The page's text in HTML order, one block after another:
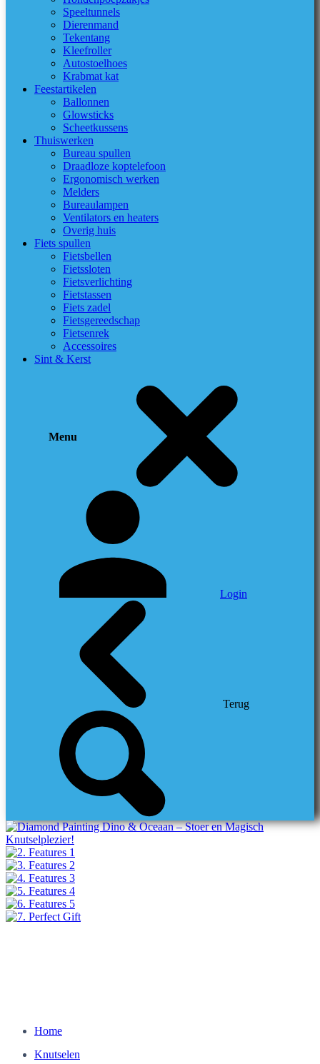
Speeltunnels
Dierenmand
Tekentang
Kleefroller
Autostoelhoes
Krabmat kat
Feestartikelen
Ballonnen
Glowsticks
Scheetkussens
Thuiswerken
Bureau spullen
Draadloze koptelefoon
Ergonomisch werken
Melders
Bureaulampen
Ventilators en heaters
Overig huis
Fiets spullen
Fietsbellen
Fietssloten
Fietsverlichting
Fietstassen
Fiets zadel
Fietsgereedschap
Fietsenrek
Accessoires
Sint & Kerst
Menu
Login
Terug
Home
Knutselen